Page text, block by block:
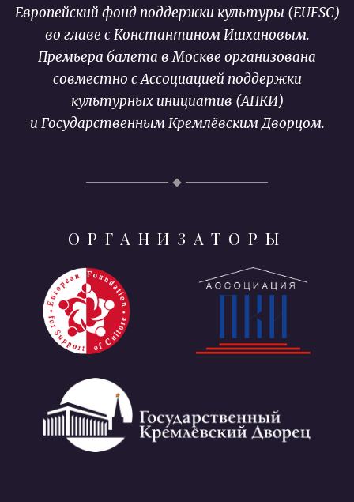
Европейский фонд поддержки культуры (EUFSC)
во главе с Константином Ишхановым.
Премьера балета в Москве организована
совместно с Ассоциацией поддержки
культурных инициатив (АПКИ)
и Государственным Кремлёвским Дворцом.
ОРГАНИЗАТОРЫ